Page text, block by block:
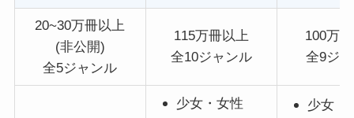
20~30万冊以上
(非公開)
全5ジャンル
115万冊以上
全10ジャンル
100万
全9ジ
少女・女性
少女・